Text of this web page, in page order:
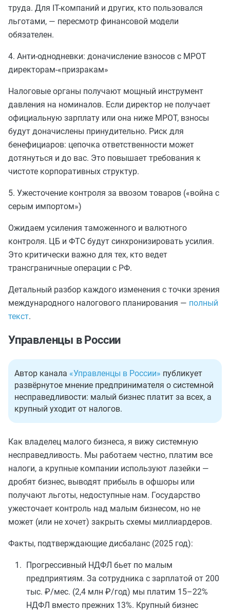
труда. Для IT-компаний и других, кто пользовался
льготами, — пересмотр финансовой модели
обязателен.
4. Анти-однодневки: доначисление взносов с МРОТ
директорам-«призракам»
Налоговые органы получают мощный инструмент
давления на номиналов. Если директор не получает
официальную зарплату или она ниже МРОТ, взносы
будут доначислены принудительно. Риск для
бенефициаров: цепочка ответственности может
дотянуться и до вас. Это повышает требования к
чистоте корпоративных структур.
5. Ужесточение контроля за ввозом товаров («война с
серым импортом»)
Ожидаем усиления таможенного и валютного
контроля. ЦБ и ФТС будут синхронизировать усилия.
Это критически важно для тех, кто ведет
трансграничные операции с РФ.
Детальный разбор каждого изменения с точки зрения
международного налогового планирования — полный
текст.
Управленцы в России
Автор канала «Управленцы в России» публикует
развёрнутое мнение предпринимателя о системной
несправедливости: малый бизнес платит за всех, а
крупный уходит от налогов.
Как владелец малого бизнеса, я вижу системную
несправедливость. Мы работаем честно, платим все
налоги, а крупные компании используют лазейки —
дробят бизнес, выводят прибыль в офшоры или
получают льготы, недоступные нам. Государство
ужесточает контроль над малым бизнесом, но не
может (или не хочет) закрыть схемы миллиардеров.
Факты, подтверждающие дисбаланс (2025 год):
Прогрессивный НДФЛ бьет по малым
предприятиям. За сотрудника с зарплатой от 200
тыс. ₽/мес. (2,4 млн ₽/год) мы платим 15–22%
НДФЛ вместо прежних 13%. Крупный бизнес